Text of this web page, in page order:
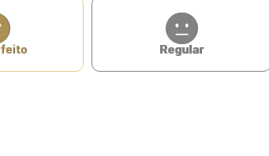
Regular